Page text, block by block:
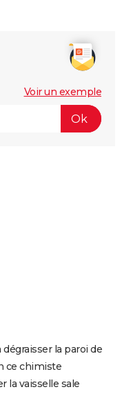
Voir un exemple
la paroi de
ce chimiste
la vaisselle sale